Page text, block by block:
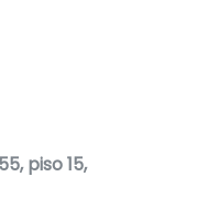
piso 15,